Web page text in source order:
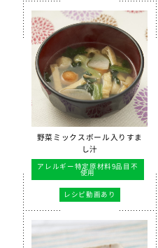
野菜ミックスボール入りすま
し汁
アレルギー特定原材料9品目不
使用
レシピ動画あり